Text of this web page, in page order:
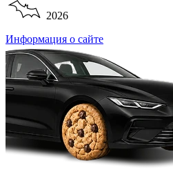
2026
Информация о сайте